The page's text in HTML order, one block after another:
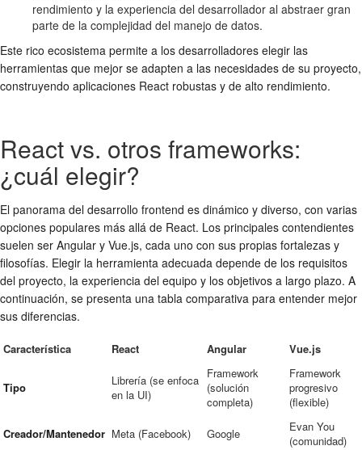
rendimiento y la experiencia del desarrollador al abstraer gran
parte de la complejidad del manejo de datos.
Este rico ecosistema permite a los desarrolladores elegir las
herramientas que mejor se adapten a las necesidades de su proyecto,
construyendo aplicaciones React robustas y de alto rendimiento.
React vs. otros frameworks:
¿cuál elegir?
El panorama del desarrollo frontend es dinámico y diverso, con varias
opciones populares más allá de React. Los principales contendientes
suelen ser Angular y Vue.js, cada uno con sus propias fortalezas y
filosofías. Elegir la herramienta adecuada depende de los requisitos
del proyecto, la experiencia del equipo y los objetivos a largo plazo. A
continuación, se presenta una tabla comparativa para entender mejor
sus diferencias.
Característica React Angular Vue.js
Tipo
Librería (se enfoca
en la UI)
Framework
(solución
completa)
Framework
progresivo
(flexible)
Creador/Mantenedor Meta (Facebook) Google
Evan You
(comunidad)